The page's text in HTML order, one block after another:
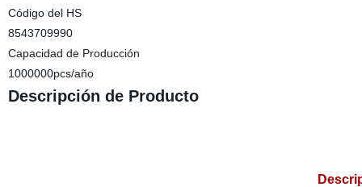
Código del HS
8543709990
Capacidad de Producción
1000000pcs/año
Descripción de Producto